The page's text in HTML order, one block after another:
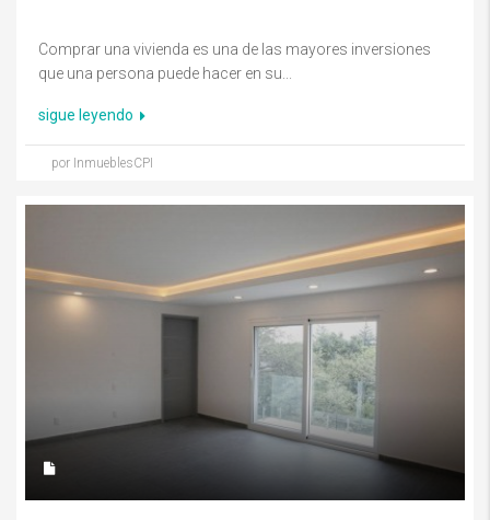
Comprar una vivienda es una de las mayores inversiones
que una persona puede hacer en su...
sigue leyendo
por InmueblesCPI